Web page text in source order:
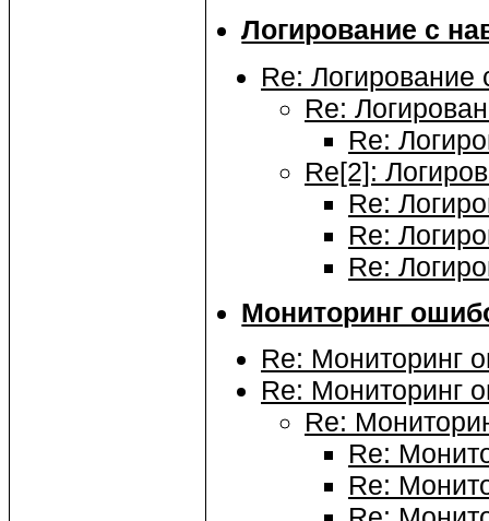
Логирование с
Re: Логирование
Re:
Re:
Re[2]:
Re:
Re:
Re:
Мониторинг
Re: Мониторинг
Re: Мониторинг
Re:
Re:
Re: